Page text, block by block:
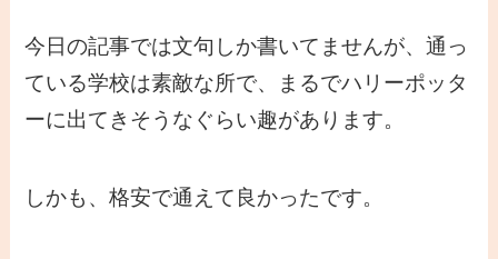
今日の記事では文句しか書いてませんが、通っ
ている学校は素敵な所で、まるでハリーポッタ
ーに出てきそうなぐらい趣があります。
しかも、格安で通えて良かったです。